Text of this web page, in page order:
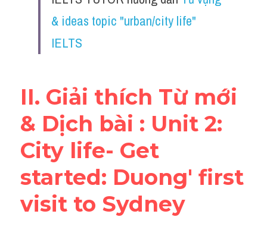
Đề thi IELTS thật
IELTS Advice
Đề thi thật Task 2
Listening
Speaking
& ideas topic "urban/city life"
IELTS
II. Giải thích Từ mới
& Dịch bài : Unit 2:
City life- Get
started: Duong' first
visit to Sydney